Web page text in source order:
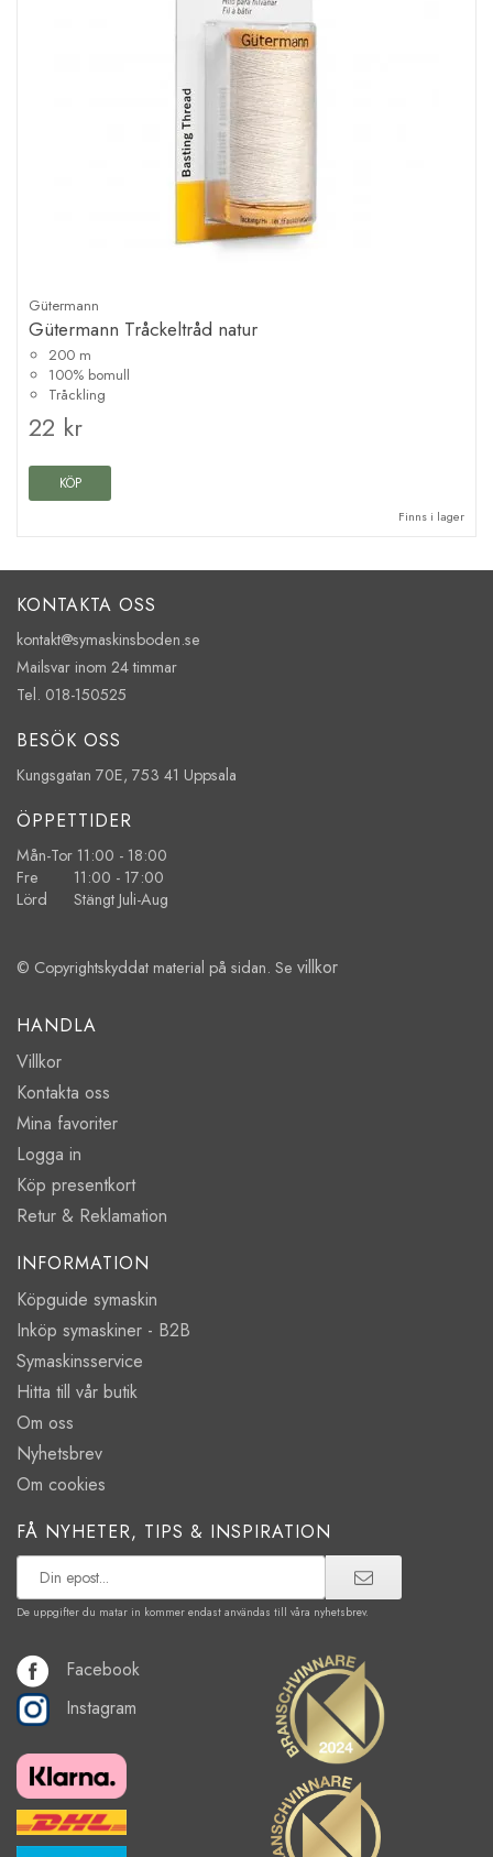
Gütermann
Gütermann Tråckeltråd natur
200 m
100% bomull
Tråckling
22 kr
KÖP
Finns i lager
KONTAKTA OSS
kontakt@symaskinsboden.se
Mailsvar inom 24 timmar
Tel. 018-150525
BESÖK OSS
Kungsgatan 70E, 753 41 Uppsala
ÖPPETTIDER
Mån-Tor 11:00 - 18:00
Fre 11:00 - 17:00
Lörd Stängt Juli-Aug
© Copyrightskyddat material på sidan. Se villkor
HANDLA
Villkor
Kontakta oss
Mina favoriter
Logga in
Köp presentkort
Retur & Reklamation
INFORMATION
Köpguide symaskin
Inköp symaskiner - B2B
Symaskinsservice
Hitta till vår butik
Om oss
Nyhetsbrev
Om cookies
FÅ NYHETER, TIPS & INSPIRATION
De uppgifter du matar in kommer endast användas till våra nyhetsbrev.
Facebook
Instagram